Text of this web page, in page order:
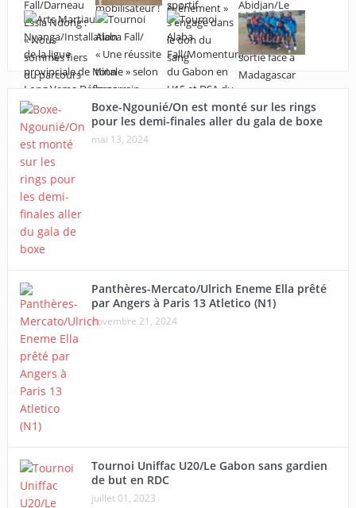
Boxe-Ngounié/On est monté sur les rings
pour les demi-finales aller du gala de boxe
mai 13, 2024
Panthères-Mercato/Ulrich Eneme Ella prêté
par Angers à Paris 13 Atletico (N1)
novembre 21, 2024
Tournoi Uniffac U20/Le Gabon sans gardien
de but en RDC
juillet 01, 2023